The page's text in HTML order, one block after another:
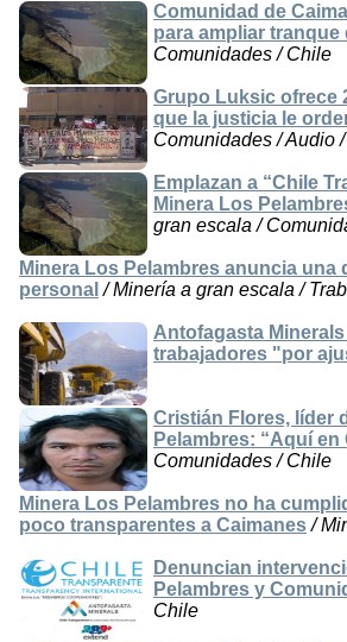
Comunidad de
para ampliar
Comunidades / Chile
Grupo Luksic ofrece
que la justicia le
Comunidades / Audio
Emplazan a “Chile
Minera Los
gran escala /
Minera Los Pelambres anuncia
personal / Minería a gran escala /
Antofagasta
trabajadores "por
Cristián Flores, líder
Pelambres: “Aquí
Comunidades / Chile
Minera Los Pelambres no ha
poco transparentes a Caimanes/
Denuncian
Pelambres y
Chile